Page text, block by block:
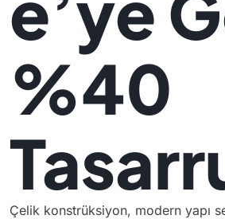
%40
Çelik konstrüksiyon, modern yapı